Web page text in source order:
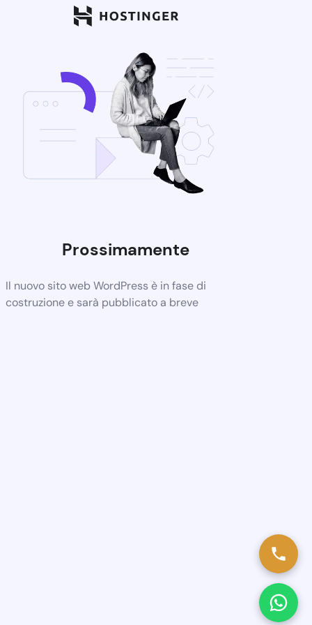
Prossimamente
Il nuovo sito web WordPress è in fase di
costruzione e sarà pubblicato a breve